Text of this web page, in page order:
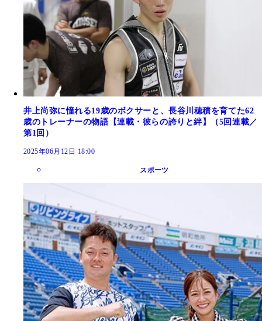
井上尚弥に憧れる19歳のボクサーと、長谷川穂積を育てた62
歳のトレーナーの物語【連載・彼らの誇りと絆】（5回連載／
第1回）
2025年06月12日 18:00
スポーツ